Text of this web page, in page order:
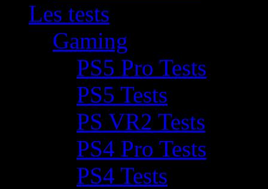
Les tests
Gaming
PS5 Pro Tests
PS5 Tests
PS VR2 Tests
PS4 Pro Tests
PS4 Tests